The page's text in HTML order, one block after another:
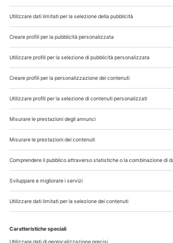
Chi Siamo
Contatti
Note Legali
Privacy